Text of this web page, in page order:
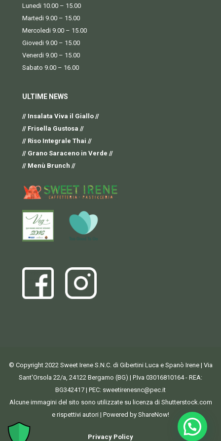
Lunedi 10.00 – 15.00
Martedi 9.00 – 15.00
Mercoledi 9.00 – 15.00
Giovedi 9.00 – 15.00
Venerdi 9.00 – 15.00
Sabato 9.00 – 16.00
ULTIME NEWS
// Insalata Viva il Giallo //
// Frisella Gustosa //
// Riso Integrale Thai //
// Grano Saraceno in Verde //
// Menù Brunch //
© Copyright 2022 Sweet Irene S.N.C. di Gibertini Luca e Spanò Irene | Via
Sant'Orsola 22/a, 24122 Bergamo (BG) | P.Iva 03016810164 - REA:
BG342417 | PEC: sweetirenesnc@pec.it
Alcune immagini del sito sono utilizzate su licenza di Shutterstock.com
e rispettivi autori | Powered by ShareNow!
Privacy Policy